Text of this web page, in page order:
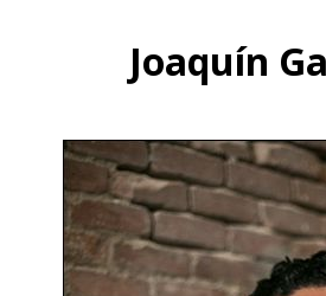
Joaquín